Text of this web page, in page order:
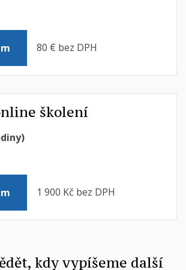
80 € bez DPH
školení
1 900 Kč bez DPH
kdy vypíšeme další